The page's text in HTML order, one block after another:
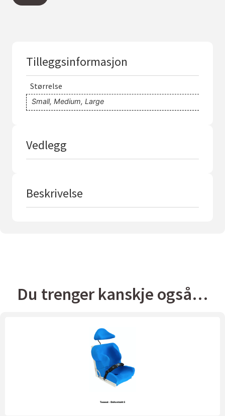
Tilleggsinformasjon
Størrelse
Small, Medium, Large
Vedlegg
Beskrivelse
Du trenger kanskje også…